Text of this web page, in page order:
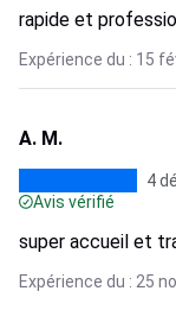
rapide et
Expérience du : 15
A. M.
4
Avis vérifié
super accueil et
Expérience du : 25